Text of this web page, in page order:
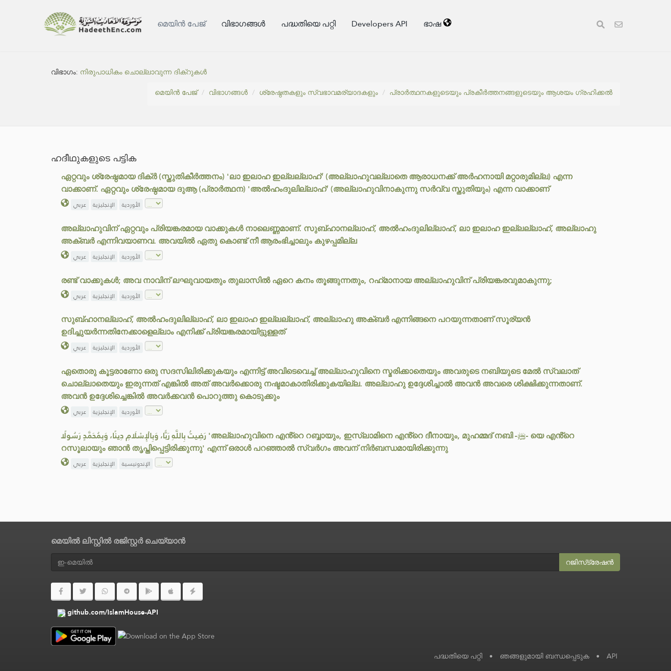
മെയിൻ പേജ് വിഭാഗങ്ങൾ പദ്ധതിയെ പറ്റി Developers API ഭാഷ
വിഭാഗം: നിരുപാധികം ചൊല്ലാവുന്ന ദിക്റുകൾ
മെയിൻ പേജ്
വിഭാഗങ്ങൾ ശ്രേഷ്ഠതകളും സ്വഭാവമര്യാദകളും പ്രാർത്ഥനകളുടെയും പ്രകീർത്തനങ്ങളുടെയും ആശയം ഗ്രഹിക്കൽ
ഹദീഥുകളുടെ പട്ടിക
ഏറ്റവും ശ്രേഷ്ഠമായ ദിക്ർ (സ്തുതികീർത്തനം) 'ലാ ഇലാഹ ഇല്ലല്ലാഹ്' (അല്ലാഹുവല്ലാതെ ആരാധനക്ക് അർഹനായി മറ്റാരുമില്ല) എന്ന
വാക്കാണ്. ഏറ്റവും ശ്രേഷ്ഠമായ ദുആ (പ്രാർത്ഥന) 'അൽഹംദുലില്ലാഹ്' (അല്ലാഹുവിനാകുന്നു സർവ്വ സ്തുതിയും) എന്ന വാക്കാണ്
عربي الإنجليزية الأوردية
അല്ലാഹുവിന് ഏറ്റവും പ്രിയങ്കരമായ വാക്കുകൾ നാലെണ്ണമാണ്. സുബ്ഹാനല്ലാഹ്, അൽഹംദുലില്ലാഹ്, ലാ ഇലാഹ ഇല്ലല്ലാഹ്, അല്ലാഹു
അക്ബർ എന്നിവയാണവ. അവയിൽ ഏതു കൊണ്ട് നീ ആരംഭിച്ചാലും കുഴപ്പമില്ല
عربي الإنجليزية الأوردية
രണ്ട് വാക്കുകൾ; അവ നാവിന് ലഘുവായതും തുലാസിൽ ഏറെ കനം തൂങ്ങുന്നതും, റഹ്‌മാനായ അല്ലാഹുവിന് പ്രിയങ്കരവുമാകുന്നു;
عربي الإنجليزية الأوردية
സുബ്ഹാനല്ലാഹ്, അൽഹംദുലില്ലാഹ്, ലാ ഇലാഹ ഇല്ലല്ലാഹ്, അല്ലാഹു അക്ബർ എന്നിങ്ങനെ പറയുന്നതാണ് സൂര്യൻ
ഉദിച്ചുയർന്നതിനേക്കാളെല്ലാം എനിക്ക് പ്രിയങ്കരമായിട്ടുള്ളത്
عربي الإنجليزية الأوردية
ഏതൊരു കൂട്ടരാണോ ഒരു സദസിലിരിക്കുകയും എന്നിട്ട് അവിടെവെച്ച് അല്ലാഹുവിനെ സ്മരിക്കാതെയും അവരുടെ നബിയുടെ മേൽ സ്വലാത്
ചൊല്ലാതെയും ഇരുന്നത് എങ്കിൽ അത് അവർക്കൊരു നഷ്ടമാകാതിരിക്കുകയില്ല. അല്ലാഹു ഉദ്ദേശിച്ചാൽ അവൻ അവരെ ശിക്ഷിക്കുന്നതാണ്.
അവൻ ഉദ്ദേശിച്ചെങ്കിൽ അവർക്കവൻ പൊറുത്തു കൊടുക്കും
عربي الإنجليزية الأوردية
رَضِيتُ بِاللَّهِ رَبًّا، وَبِالْإِسْلَامِ دِينًا، وَبِمُحَمَّدٍ رَسُولًا 'അല്ലാഹുവിനെ എൻ്റെ റബ്ബായും, ഇസ്‌ലാമിനെ എൻ്റെ ദീനായും, മുഹമ്മദ് നബി -ﷺ- യെ എൻ്റെ
റസൂലായും ഞാൻ തൃപ്തിപ്പെട്ടിരിക്കുന്നു' എന്ന് ഒരാൾ പറഞ്ഞാൽ സ്വർഗം അവന് നിർബന്ധമായിരിക്കുന്നു
عربي الإنجليزية الإندونيسية
മെയിൽ ലിസ്റ്റിൽ രജിസ്റ്റർ ചെയ്യാൻ
റജിസ്‌ട്രേഷൻ
github.com/IslamHouse-API
പദ്ധതിയെ പറ്റി • ഞങ്ങളുമായി ബന്ധപ്പെടുക • API